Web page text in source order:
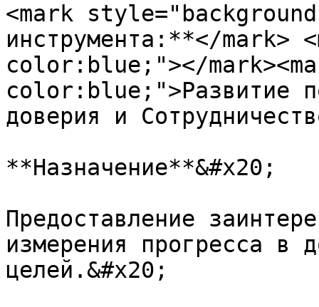
<mark
инструмента:**</mark>
color:blue;"></
color:blue;">Развитие
доверия и
**Назначение**&#x20;
Предоставление
измерения прогресса в
целей.&#x20;